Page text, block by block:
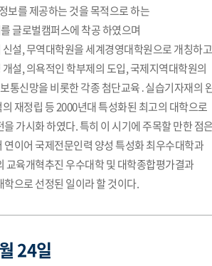
보를 제공하는 것을 목적으로 하는
글로벌캠퍼스에 착공 하였으며
설, 무역대학원을 세계경영대학원으로 개칭하고
설, 의욕적인 학부제의 도입, 국제지역대학원의
통신망을 비롯한 각종 첨단교육․실습기자재의
재정립 등 2000년대 특성화된 최고의 대학으로
가시화 하였다. 특히 이 시기에 주목할 만한 점
연이어 국제전문인력 양성 특성화 최우수대학과
교육개혁추진 우수대학 및 대학종합평가결과
으로 선정된 일이라 할 것이다.
24일